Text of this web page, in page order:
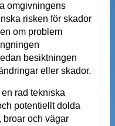
omgivningens
risken för skador
om problem
besiktningen
eller skador.
rad tekniska
potentiellt dolda
broar och vägar